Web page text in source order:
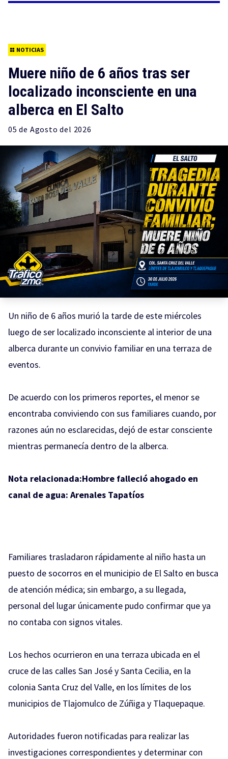
NOTICIAS
Muere niño de 6 años tras ser
localizado inconsciente en una
alberca en El Salto
05 de Agosto del 2026
Un niño de 6 años murió la tarde de este miércoles
luego de ser localizado inconsciente al interior de una
alberca durante un convivio familiar en una terraza de
eventos.
De acuerdo con los primeros reportes, el menor se
encontraba conviviendo con sus familiares cuando, por
razones aún no esclarecidas, dejó de estar consciente
mientras permanecía dentro de la alberca.
Nota relacionada:Hombre falleció ahogado en
canal de agua: Arenales Tapatíos
Familiares trasladaron rápidamente al niño hasta un
puesto de socorros en el municipio de El Salto en busca
de atención médica; sin embargo, a su llegada,
personal del lugar únicamente pudo confirmar que ya
no contaba con signos vitales.
Los hechos ocurrieron en una terraza ubicada en el
cruce de las calles San José y Santa Cecilia, en la
colonia Santa Cruz del Valle, en los límites de los
municipios de Tlajomulco de Zúñiga y Tlaquepaque.
Autoridades fueron notificadas para realizar las
investigaciones correspondientes y determinar con